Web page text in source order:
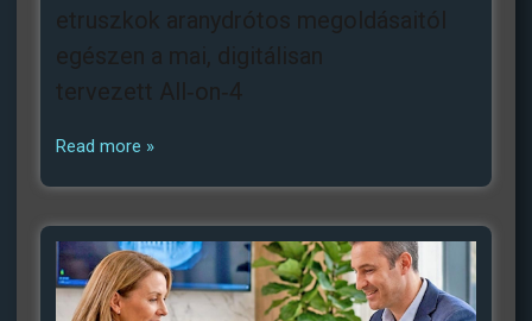
etruszkok aranydrótos megoldásaitól
egészen a mai, digitálisan
tervezett All‑on‑4
Read more »